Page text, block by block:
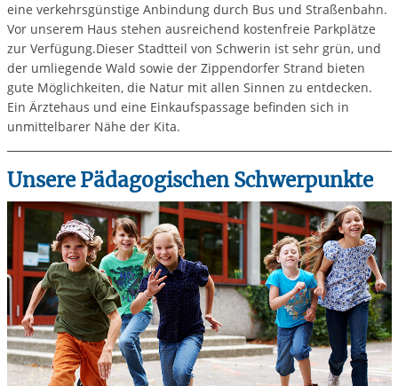
eine verkehrsgünstige Anbindung durch Bus und Straßenbahn.
Vor unserem Haus stehen ausreichend kostenfreie Parkplätze
zur Verfügung.Dieser Stadtteil von Schwerin ist sehr grün, und
der umliegende Wald sowie der Zippendorfer Strand bieten
gute Möglichkeiten, die Natur mit allen Sinnen zu entdecken.
Ein Ärztehaus und eine Einkaufspassage befinden sich in
unmittelbarer Nähe der Kita.
Unsere Pädagogischen Schwerpunkte